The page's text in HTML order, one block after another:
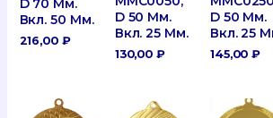
Вкл. 50 Мм.
216,00 ₽
D 50 Мм.
Вкл. 25 Мм.
130,00₽
D 50 Мм.
Вкл. 25
145,00₽